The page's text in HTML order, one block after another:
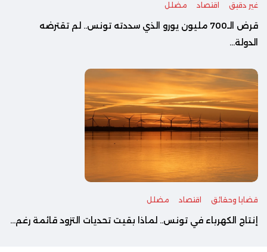
غير دقيق اقتصاد مضلل
قرض الـ700 مليون يورو الذي سددته تونس.. لم تقترضه
الدولة...
قضايا وحقائق اقتصاد مضلل
إنتاج الكهرباء في تونس.. لماذا بقيت تحديات التزود قائمة رغم...